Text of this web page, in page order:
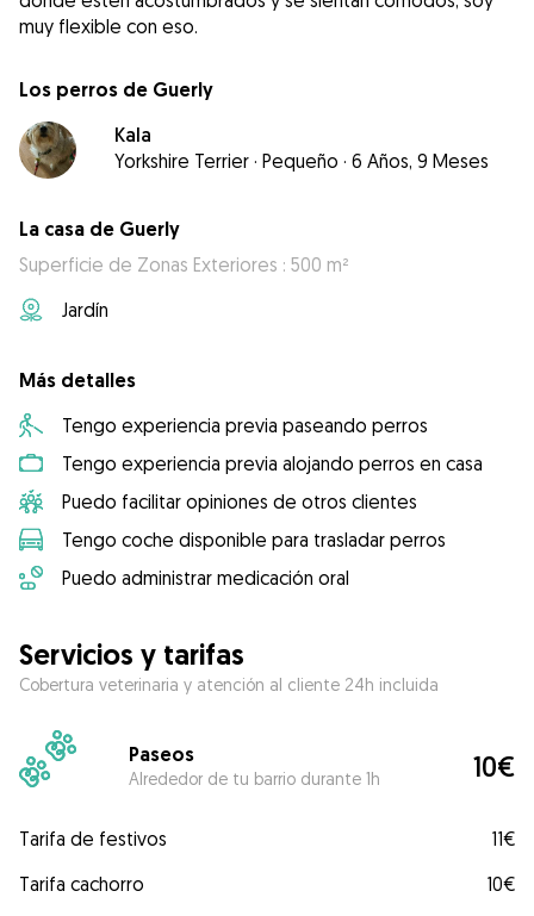
muy flexible con eso.
Los perros de Guerly
Kala
Yorkshire Terrier · Pequeño · 6 Años, 9 Meses
La casa de Guerly
Superficie de Zonas Exteriores : 500 m²
Jardín
Más detalles
Tengo experiencia previa paseando perros
Tengo experiencia previa alojando perros en casa
Puedo facilitar opiniones de otros clientes
Tengo coche disponible para trasladar perros
Puedo administrar medicación oral
Servicios y tarifas
Cobertura veterinaria y atención al cliente 24h incluida
Paseos
Alrededor de tu barrio durante 1h 10€
Tarifa de festivos
11€
Tarifa cachorro
10€